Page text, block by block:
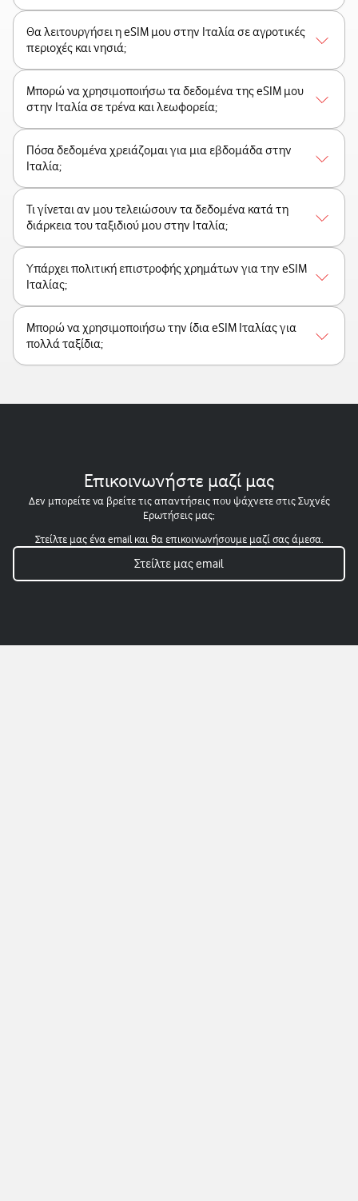
Θα λειτουργήσει η eSIM μου στην Ιταλία σε αγροτικές
περιοχές και νησιά;
Μπορώ να χρησιμοποιήσω τα δεδομένα της eSIM μου
στην Ιταλία σε τρένα και λεωφορεία;
Πόσα δεδομένα χρειάζομαι για μια εβδομάδα στην
Ιταλία;
Τι γίνεται αν μου τελειώσουν τα δεδομένα κατά τη
διάρκεια του ταξιδιού μου στην Ιταλία;
Υπάρχει πολιτική επιστροφής χρημάτων για την eSIM
Ιταλίας;
Μπορώ να χρησιμοποιήσω την ίδια eSIM Ιταλίας για
πολλά ταξίδια;
Επικοινωνήστε μαζί μας
Δεν μπορείτε να βρείτε τις απαντήσεις που ψάχνετε στις Συχνές
Ερωτήσεις μας;
Στείλτε μας ένα email και θα επικοινωνήσουμε μαζί σας άμεσα.
Στείλτε μας email